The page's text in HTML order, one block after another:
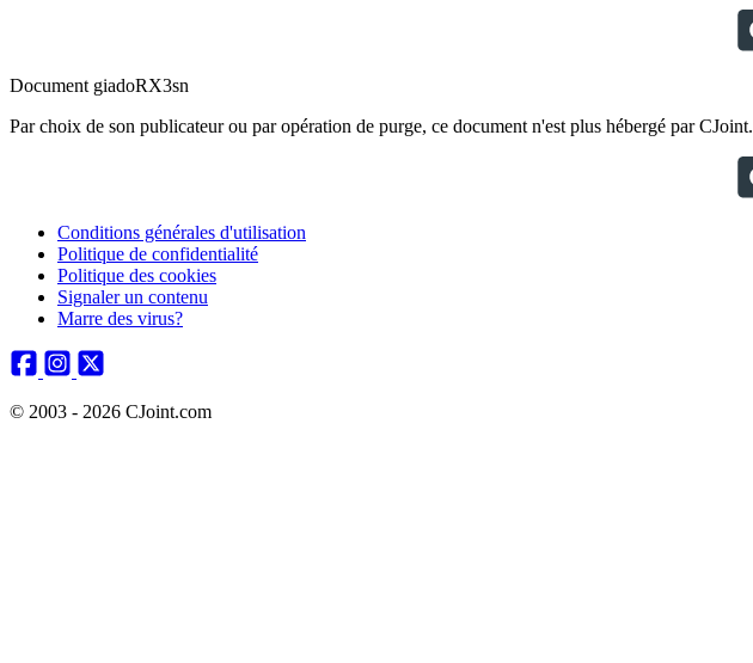
Document giadoRX3sn
Par choix de son publicateur ou par opération de purge, ce document n'est plus hébergé par CJoint.
Conditions générales d'utilisation
Politique de confidentialité
Politique des cookies
Signaler un contenu
Marre des virus?
© 2003 - 2026 CJoint.com